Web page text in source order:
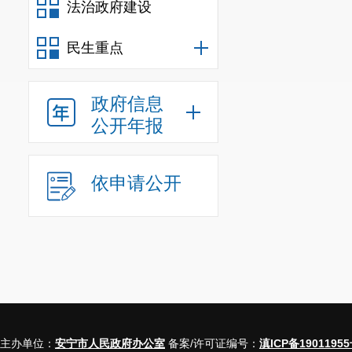
法治政府建设
民生重点
政府信息
公开年报
依申请公开
主办单位： 安宁市人民政府办公室 备案/许可证编号： 滇ICP备